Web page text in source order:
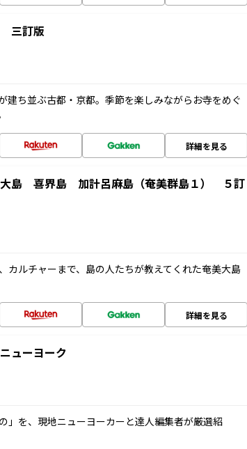
三訂版
建ち並ぶ古都・京都。季節を楽しみながらお寺をめぐ
詳細を見る
島 喜界島 加計呂麻島（奄美群島１） ５訂
ルチャーまで、島の人たちが教えてくれた奄美大島
詳細を見る
ューヨーク
」を、現地ニューヨーカーと達人編集者が厳選紹